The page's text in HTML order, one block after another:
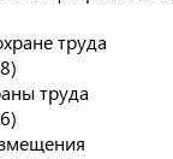
труда
труда